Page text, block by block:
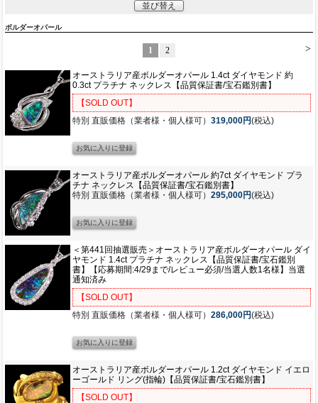
並び替え
ボルダーオパール
>
1 2
オーストラリア産ボルダーオパール 1.4ct ダイヤモンド 約
0.3ct プラチナ ネックレス【品質保証書/宝石鑑別書】
【SOLD OUT】
特別 直販価格（業者様・個人様可） 319,000円(税込)
オーストラリア産ボルダーオパール 約7ct ダイヤモンド プラ
チナ ネックレス【品質保証書/宝石鑑別書】
特別 直販価格（業者様・個人様可） 295,000円(税込)
＜第441回抽選販売＞オーストラリア産ボルダーオパール ダイ
ヤモンド 1.4ct プラチナ ネックレス【品質保証書/宝石鑑別
書】【応募期間:4/29まで/レビュー必須/当選人数1名様】当選
通知済み
【SOLD OUT】
特別 直販価格（業者様・個人様可） 286,000円(税込)
オーストラリア産ボルダーオパール 1.2ct ダイヤモンド イエロ
ーゴールド リング(指輪)【品質保証書/宝石鑑別書】
【SOLD OUT】